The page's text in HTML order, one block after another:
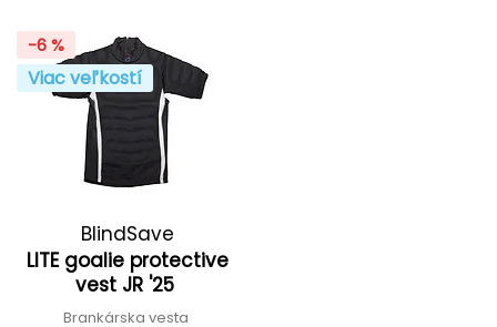
-6 %
Viac veľkostí
BlindSave
LITE goalie protective
vest JR '25
Brankárska vesta